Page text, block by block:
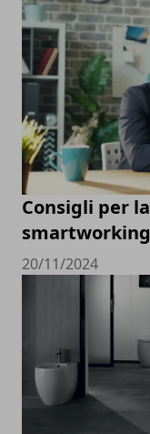
Consigli per
20/11/2024